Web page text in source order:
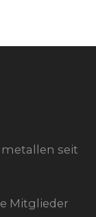
seit
Mitglieder